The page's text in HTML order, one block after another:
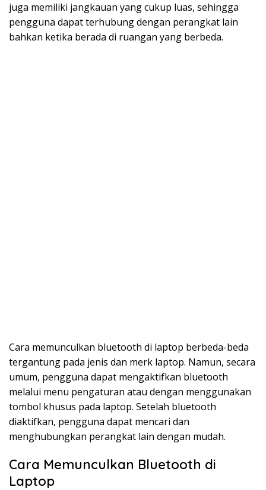
juga memiliki jangkauan yang cukup luas, sehingga
pengguna dapat terhubung dengan perangkat lain
bahkan ketika berada di ruangan yang berbeda.
Cara memunculkan bluetooth di laptop berbeda-beda
tergantung pada jenis dan merk laptop. Namun, secara
umum, pengguna dapat mengaktifkan bluetooth
melalui menu pengaturan atau dengan menggunakan
tombol khusus pada laptop. Setelah bluetooth
diaktifkan, pengguna dapat mencari dan
menghubungkan perangkat lain dengan mudah.
Cara Memunculkan Bluetooth di
Laptop